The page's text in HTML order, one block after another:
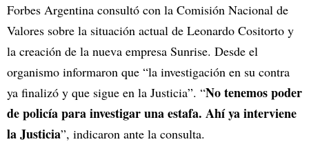
Forbes Argentina consultó con la Comisión Nacional de
Valores sobre la situación actual de Leonardo Cositorto y
la creación de la nueva empresa Sunrise. Desde el
organismo informaron que “la investigación en su contra
ya finalizó y que sigue en la Justicia”. “No tenemos poder
de policía para investigar una estafa. Ahí ya interviene
la Justicia”, indicaron ante la consulta.